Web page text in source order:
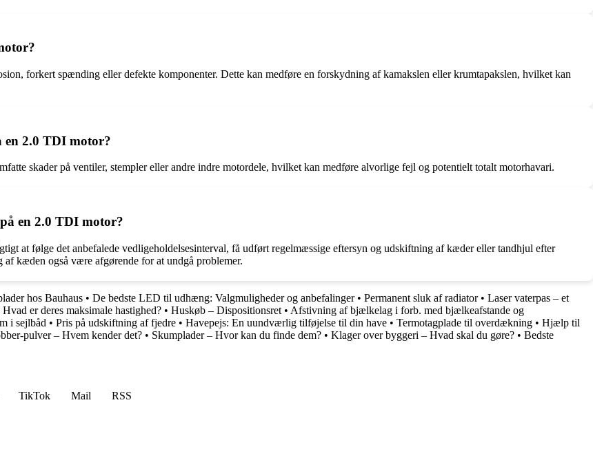
forkert spænding eller defekte komponenter. Dette kan medføre en forskydning af kamakslen eller krumtapakslen, hvilket kan
en 2.0 TDI motor?
skader på ventiler, stempler eller andre indre motordele, hvilket kan medføre alvorlige fejl og potentielt totalt motorhavari.
en 2.0 TDI motor?
at følge det anbefalede vedligeholdelsesinterval, få udført regelmæssige eftersyn og udskiftning af kæder eller tandhjul efter
kæden også være afgørende for at undgå problemer.
hos Bauhaus • De bedste LED til udhæng: Valgmuligheder og anbefalinger• Permanent sluk af radiator• Laser vaterpas – et
er deres maksimale hastighed? • Huskøb – Dispositionsret • Afstivning af bjælkelag i forb. med bjælkeafstande og
i sejlbåd • Pris på udskiftning af fjedre • Havepejs: En uundværlig tilføjelse til din have • Termotagplade til overdækning • Hjælp til
pulver – Hvem kender det? • Skumplader – Hvor kan du finde dem? • Klager over byggeri – Hvad skal du gøre? • Bedste
TikTok Mail
RSS